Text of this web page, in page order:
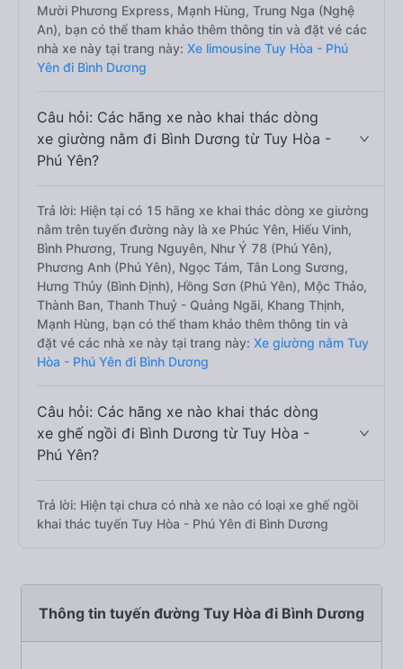
Mười Phương Express, Mạnh Hùng, Trung Nga (Nghệ
An), bạn có thể tham khảo thêm thông tin và đặt vé các
nhà xe này tại trang này: Xe limousine Tuy Hòa - Phú
Yên đi Bình Dương
Câu hỏi: Các hãng xe nào khai thác dòng
xe giường nằm đi Bình Dương từ Tuy Hòa -
Phú Yên?
Trả lời: Hiện tại có 15 hãng xe khai thác dòng xe giường
nằm trên tuyến đường này là xe Phúc Yên, Hiếu Vinh,
Bình Phương, Trung Nguyên, Như Ý 78 (Phú Yên),
Phương Anh (Phú Yên), Ngọc Tám, Tân Long Sương,
Hưng Thủy (Bình Định), Hồng Sơn (Phú Yên), Mộc Thảo,
Thành Ban, Thanh Thuỷ - Quảng Ngãi, Khang Thịnh,
Mạnh Hùng, bạn có thể tham khảo thêm thông tin và
đặt vé các nhà xe này tại trang này: Xe giường nằm Tuy
Hòa - Phú Yên đi Bình Dương
Câu hỏi: Các hãng xe nào khai thác dòng
xe ghế ngồi đi Bình Dương từ Tuy Hòa -
Phú Yên?
Trả lời: Hiện tại chưa có nhà xe nào có loại xe ghế ngồi
khai thác tuyến Tuy Hòa - Phú Yên đi Bình Dương
Thông tin tuyến đường Tuy Hòa đi Bình Dương